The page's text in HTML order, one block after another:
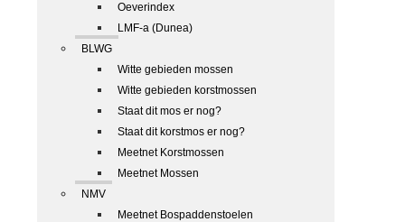
Oeverindex
LMF-a (Dunea)
BLWG
Witte gebieden mossen
Witte gebieden korstmossen
Staat dit mos er nog?
Staat dit korstmos er nog?
Meetnet Korstmossen
Meetnet Mossen
NMV
Meetnet Bospaddenstoelen